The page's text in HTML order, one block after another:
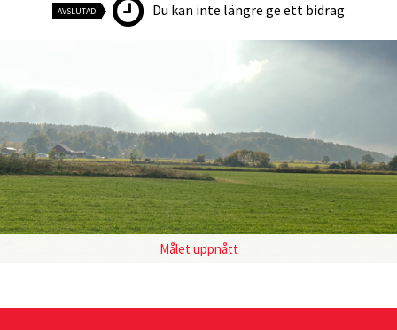
AVSLUTAD Du kan inte längre ge ett bidrag
Målet uppnått